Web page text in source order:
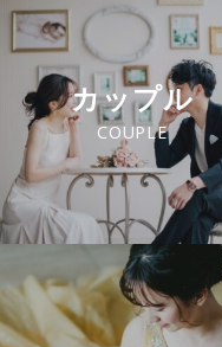
カップル
COUPLE